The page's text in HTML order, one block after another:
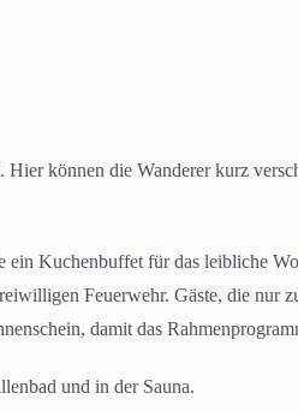
können die Wanderer kurz
Kuchenbuffet für das leibliche
Feuerwehr. Gäste, die nur
damit das
und in der Sauna.